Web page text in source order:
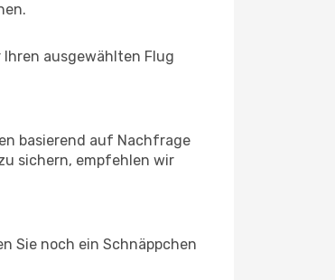
ausgewählten Flug
basierend auf Nachfrage
sichern, empfehlen wir
Sie noch ein Schnäppchen